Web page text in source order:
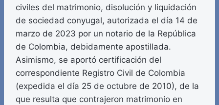
civiles del matrimonio, disolución y liquidación
de sociedad conyugal, autorizada el día 14 de
marzo de 2023 por un notario de la República
de Colombia, debidamente apostillada.
Asimismo, se aportó certificación del
correspondiente Registro Civil de Colombia
(expedida el día 25 de octubre de 2010), de la
que resulta que contrajeron matrimonio en